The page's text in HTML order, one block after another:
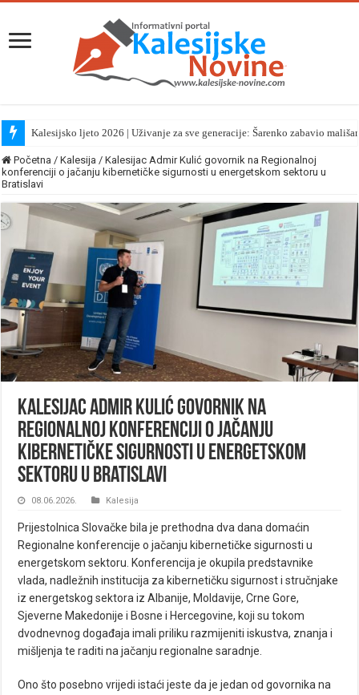
Kalesijsko ljeto 2026 | Uživanje za sve generacije: Šarenko zabavio
Početna / Kalesija / Kalesijac Admir Kulić govornik na Regionalnoj
konferenciji o jačanju kibernetičke sigurnosti u energetskom sektoru u
Bratislavi
Kalesijac Admir Kulić govornik na
Regionalnoj konferenciji o jačanju
kibernetičke sigurnosti u energetskom
sektoru u Bratislavi
08.06.2026. Kalesija
Prijestolnica Slovačke bila je prethodna dva dana domaćin
Regionalne konferencije o jačanju kibernetičke sigurnosti u
energetskom sektoru. Konferencija je okupila predstavnike
vlada, nadležnih institucija za kibernetičku sigurnost i stručnjake
iz energetskog sektora iz Albanije, Moldavije, Crne Gore,
Sjeverne Makedonije i Bosne i Hercegovine, koji su tokom
dvodnevnog događaja imali priliku razmijeniti iskustva, znanja i
mišljenja te raditi na jačanju regionalne saradnje.
Ono što posebno vrijedi istaći jeste da je jedan od govornika na